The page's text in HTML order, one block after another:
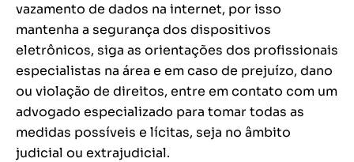
vazamento de dados na internet, por isso
mantenha a segurança dos dispositivos
eletrônicos, siga as orientações dos profissionais
especialistas na área e em caso de prejuízo, dano
ou violação de direitos, entre em contato com um
advogado especializado para tomar todas as
medidas possíveis e lícitas, seja no âmbito
judicial ou extrajudicial.